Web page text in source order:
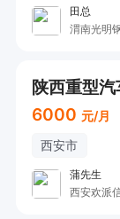
田总
渭南光明
6000 元/月
西安市
蒲先生
西安欢派